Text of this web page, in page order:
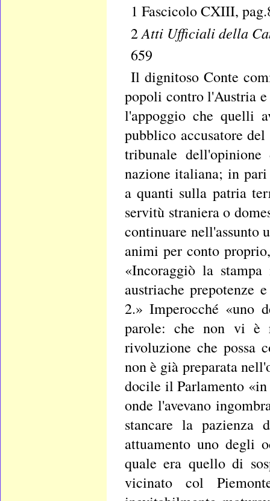
1 Fascicolo CXIII,
2Atti Ufficiali della
659
Il dignitoso Conte
popoli contro l'Austria
l'appoggio che quelli
pubblico accusatore
tribunale
nazione italiana; in pari
a quanti sulla patria
servitù straniera o
continuare
animi per conto
«Incoraggiò la
austriache prepotenze
2.» Imperocché «uno
parole: che non vi è
rivoluzione che possa
non è già preparata
docile il Parlamento
onde l'avevano
stancare la pazienza
attuamento uno degli
quale era quello di
vicinato col